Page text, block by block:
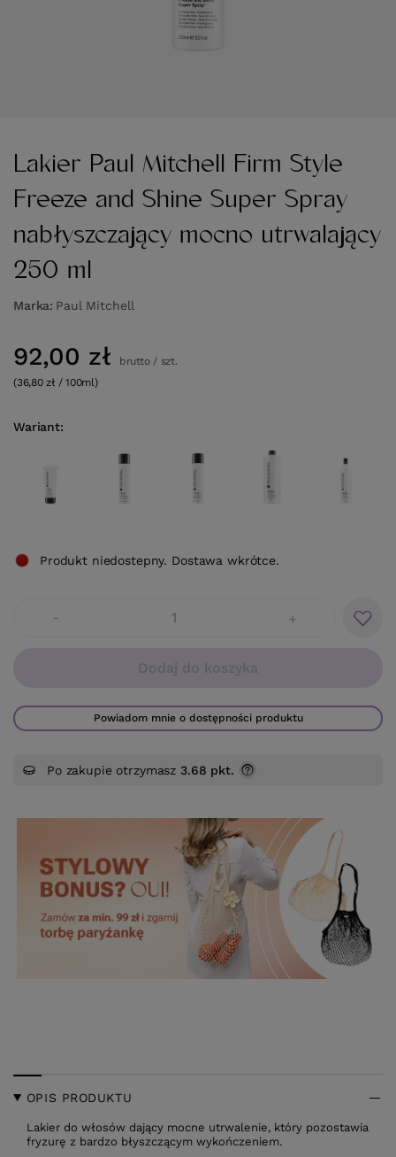
Lakier Paul Mitchell Firm Style
Freeze and Shine Super Spray
nabłyszczający mocno utrwalający
250 ml
Marka Paul Mitchell
Wariant
92,00 zł brutto/ szt.
(36,80 zł / 100ml)
- +
Dodaj do koszyka
Powiadom mnie o dostępności produktu
Produkt niedostepny. Dostawa wkrótce.
Po zakupie otrzymasz 3.68 pkt.
OPIS PRODUKTU
Lakier do włosów dający mocne utrwalenie, który pozostawia
fryzurę z bardzo błyszczącym wykończeniem.